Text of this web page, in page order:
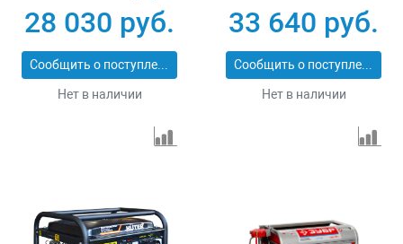
ЗЭСГ-2500
28 030 руб.
Сообщить о поступлении
Нет в наличии
Зубр ЗЭСГ-3500-М2
33 640 руб.
Сообщить о поступлении
Нет в наличии